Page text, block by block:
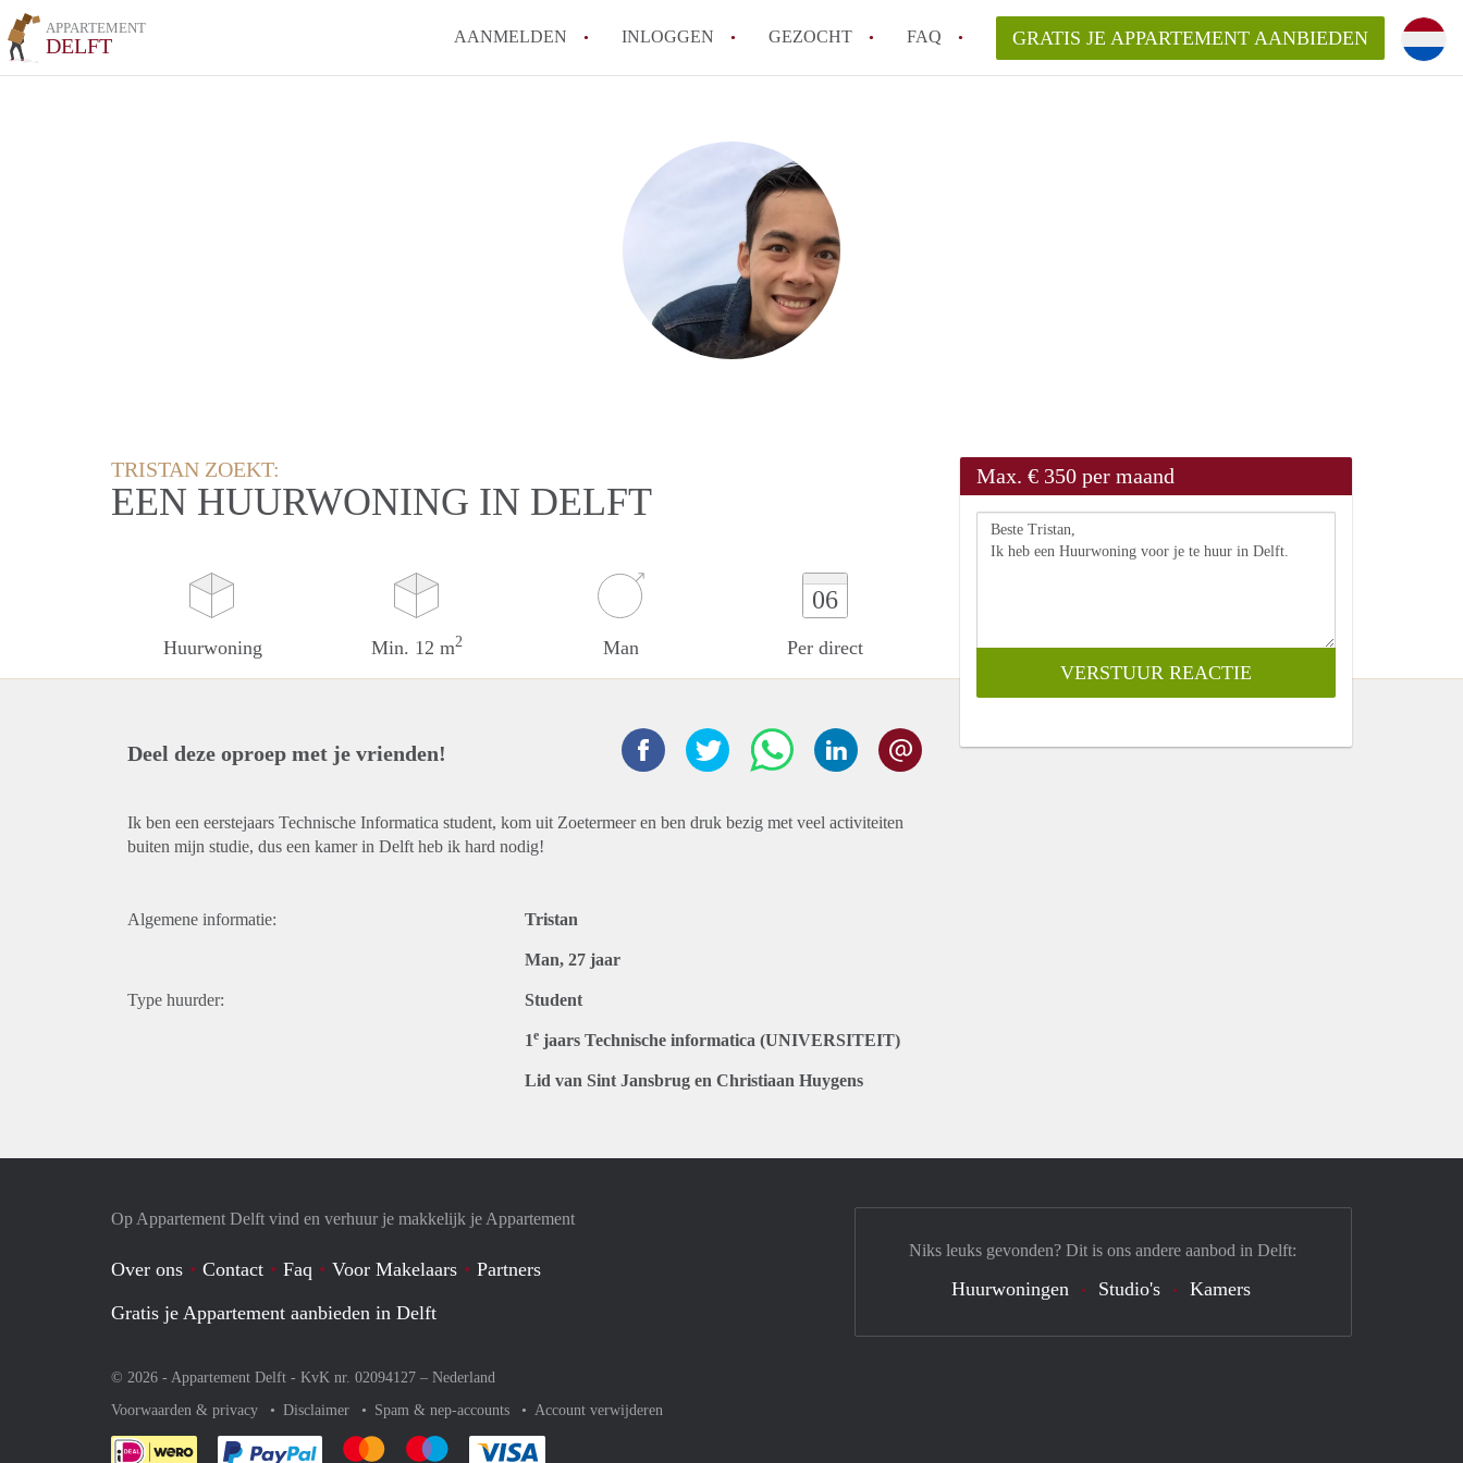
APPARTEMENT
DELFT AANMELDEN INLOGGEN GEZOCHT FAQ
How to translate AppartementDelft!
Wat is AppartementDelft?
Hoeveel kost het om te reageren op een Appartement in Delft?
Wat is de privacyverklaring van AppartementDelft?
Berekent AppartementDelft makelaarsvergoeding/bemiddelingsvergoeding?
Alle veelgestelde vragen
GRATIS JE APPARTEMENT AANBIEDEN
TRISTAN ZOEKT:
EEN HUURWONING IN DELFT
Huurwoning Min. 12 m2 Man
06
Per direct
Max. € 350 per maand
Deel deze oproep met je vrienden!
Ik ben een eerstejaars Technische Informatica student, kom uit Zoetermeer en ben druk bezig met veel activiteiten
buiten mijn studie, dus een kamer in Delft heb ik hard nodig!
Algemene informatie: Tristan
Man, 27 jaar
Type huurder: Student
1e jaars Technische informatica (UNIVERSITEIT)
Lid van Sint Jansbrug en Christiaan Huygens
Op Appartement Delft vind en verhuur je makkelijk je Appartement
Over ons Contact Faq Voor Makelaars
Partners
Gratis je Appartement aanbieden in Delft
© 2026 - Appartement Delft - KvK nr. 02094127 – Nederland
Voorwaarden & privacy
Disclaimer Spam & nep-accounts Account verwijderen
Je rekent gemakkelijk af met Paypal
Je rekent gemakkelijk af met Mastercard
Je rekent gemakkelijk af met Meastro
Niks leuks gevonden? Dit is ons andere aanbod in Delft:
Huurwoningen Studio's Kamers